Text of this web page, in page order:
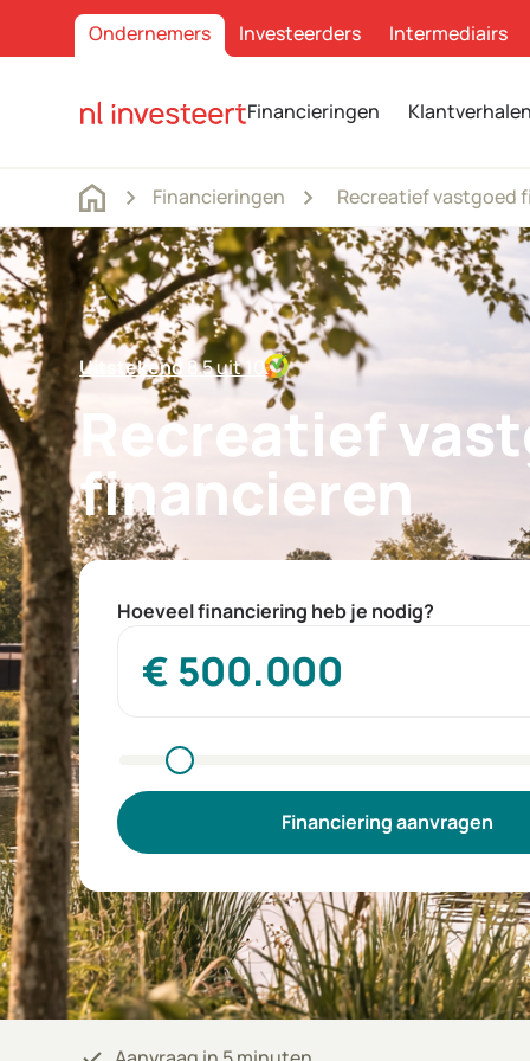
Ondernemers Investeerders Intermediairs
Financieringen Klantverhalen
Financieringen Recreatief vastgoed
Uitstekend 8.5 uit 10
Recreatief
financieren
Hoeveel financiering heb je nodig?
Financiering aanvragen